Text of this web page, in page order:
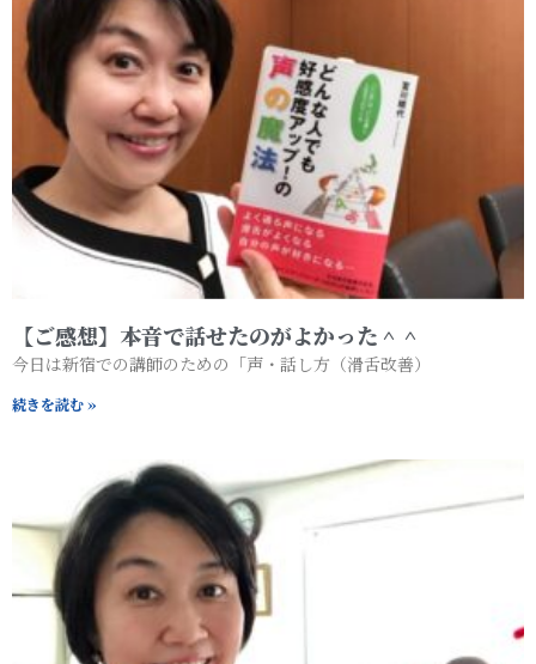
【ご感想】本音で話せたのがよかった＾＾
今日は新宿での講師のための「声・話し方（滑舌改善）
続きを読む »